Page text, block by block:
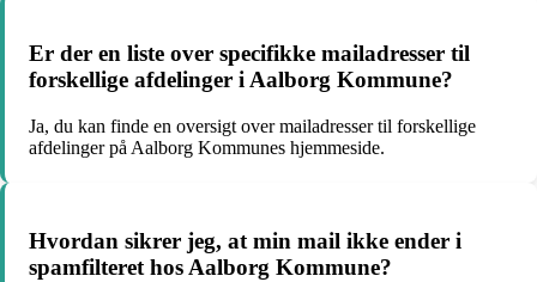
Er der en liste over specifikke mailadresser til
forskellige afdelinger i Aalborg Kommune?
Ja, du kan finde en oversigt over mailadresser til forskellige
afdelinger på Aalborg Kommunes hjemmeside.
Hvordan sikrer jeg, at min mail ikke ender i
spamfilteret hos Aalborg Kommune?